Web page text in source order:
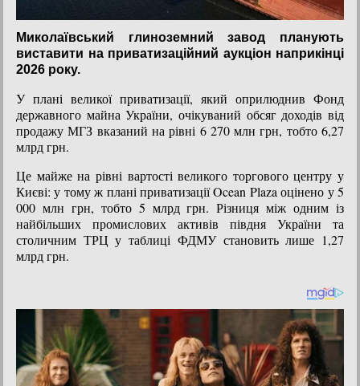
Миколаївський глиноземний завод планують
виставити на приватизаційний аукціон наприкінці
2026 року.
У плані великої приватизації, який оприлюднив Фонд
державного майна України, очікуваний обсяг доходів від
продажу МГЗ вказаний на рівні 6 270 млн грн, тобто 6,27
млрд грн.
Це майже на рівні вартості великого торгового центру у
Києві: у тому ж плані приватизації Ocean Plaza оцінено у 5
000 млн грн, тобто 5 млрд грн. Різниця між одним із
найбільших промислових активів півдня України та
столичним ТРЦ у таблиці ФДМУ становить лише 1,27
млрд грн.